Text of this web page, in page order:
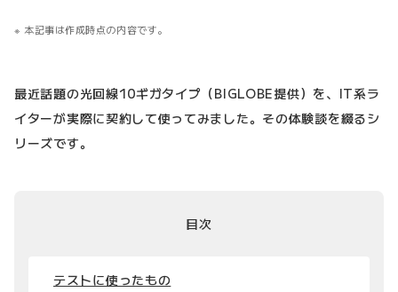
本記事は作成時点の内容です。
最近話題の光回線10ギガタイプ（BIGLOBE提供）を、IT系ラ
イターが実際に契約して使ってみました。その体験談を綴るシ
リーズです。
目次
テストに使ったもの